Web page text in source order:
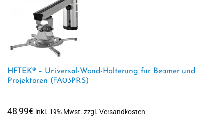
HFTEK® – Universal-Wand-Halterung für Beamer und
Projektoren (FA03PRS)
48,99€ inkl. 19% Mwst. zzgl. Versandkosten